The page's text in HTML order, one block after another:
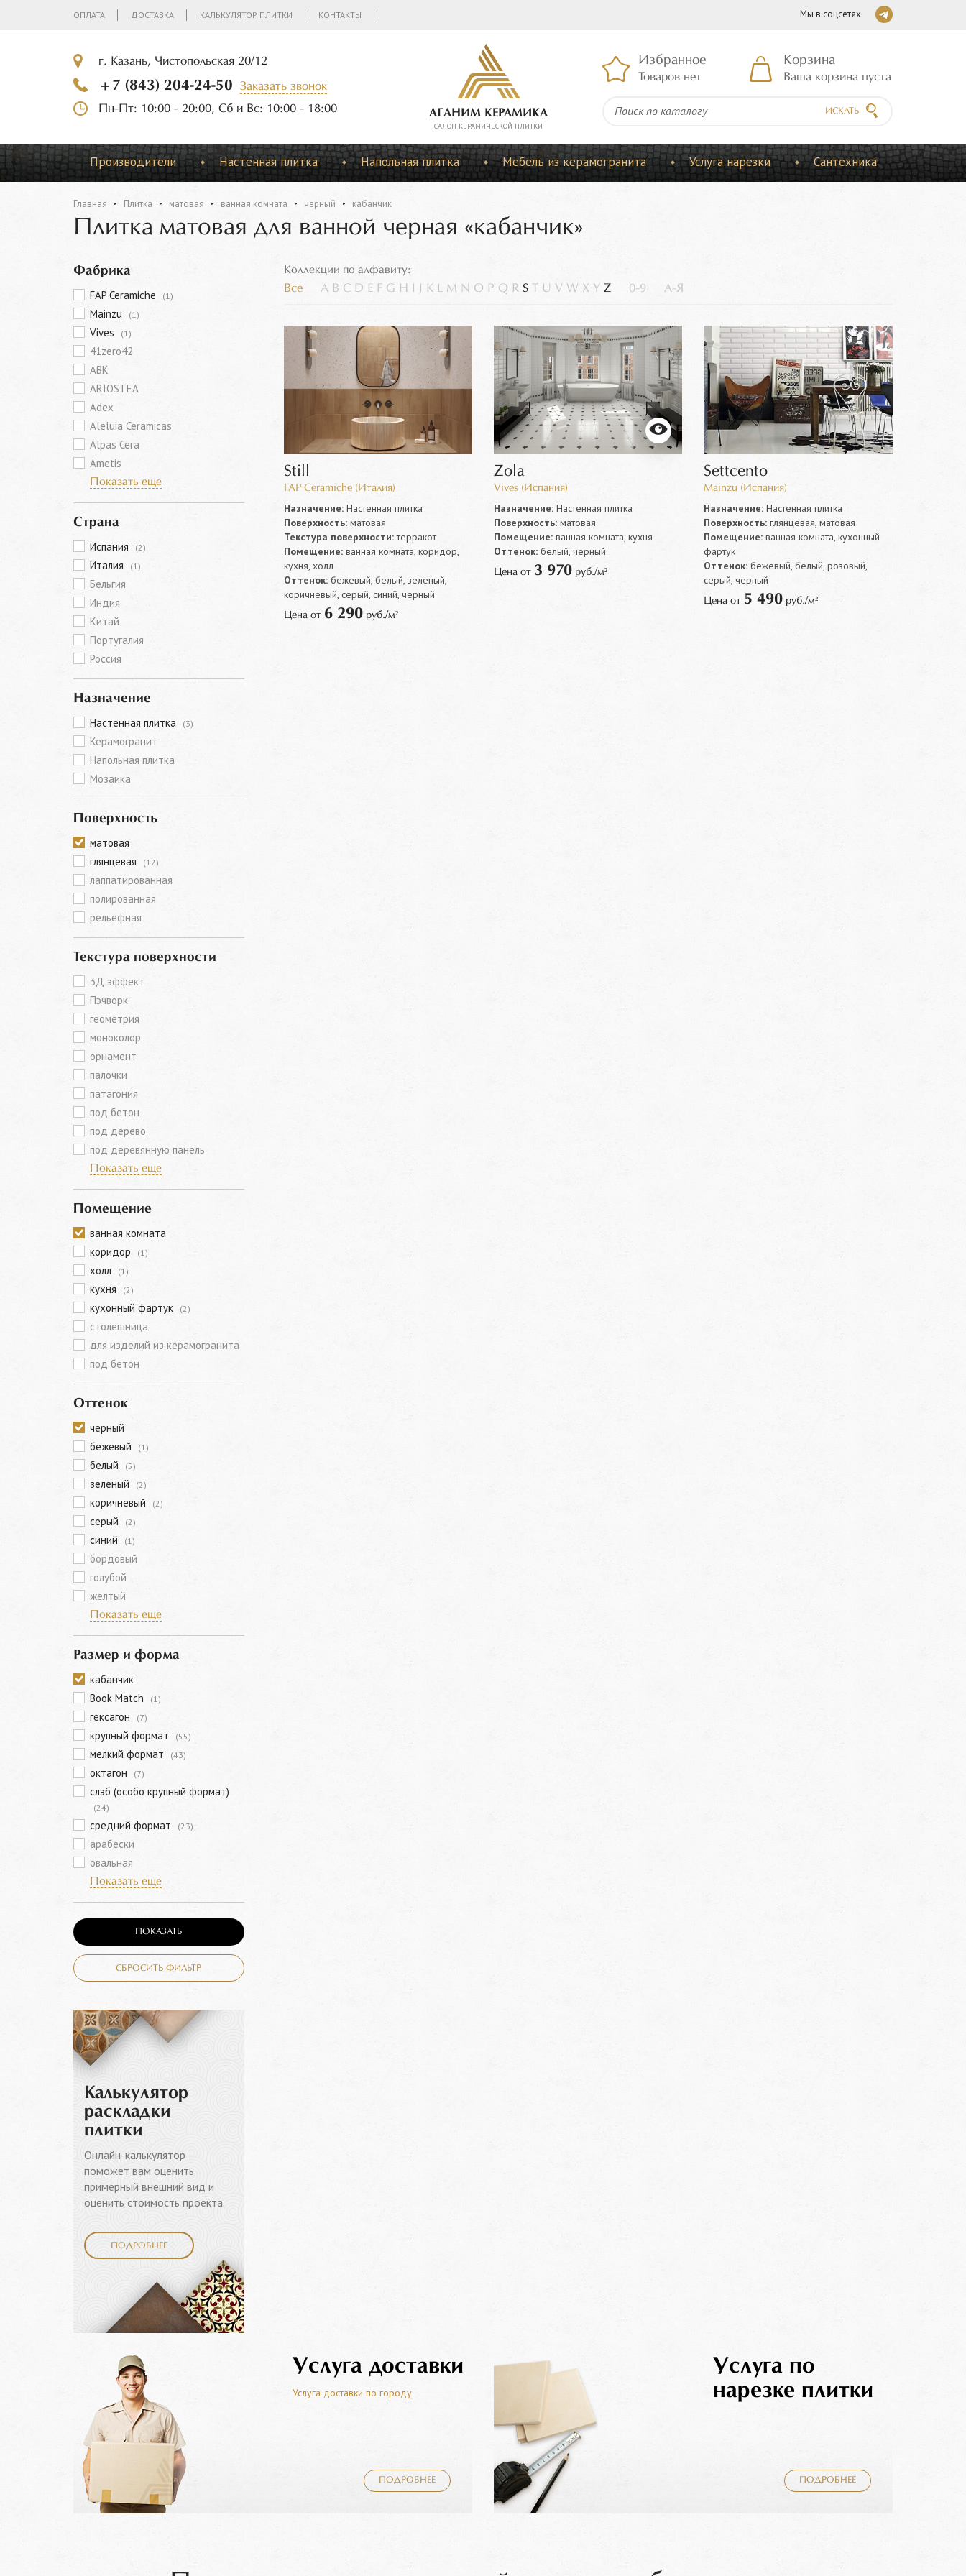
ОПЛАТА ДОСТАВКА КАЛЬКУЛЯТОР ПЛИТКИ КОНТАКТЫ Мы в соцсетях:
г. Казань, Чистопольская 20/12
+7 (843) 204-24-50
Заказать звонок
Пн-Пт: 10:00 - 20:00, Сб и Вс: 10:00 - 18:00
АГАНИМ КЕРАМИКА
CАЛОН КЕРАМИЧЕСКОЙ ПЛИТКИ
Избранное
Товаров нет
Корзина
Ваша корзина пуста
ИСКАТЬ
Производители Настенная плитка Напольная плитка Мебель из керамогранита Услуга нарезки Сантехника
Главная Плитка матовая ванная комната черный кабанчик
Плитка матовая для ванной черная «кабанчик»
Фабрика
FAP Ceramiche (1)
Mainzu (1)
Vives (1)
41zero42
ABK
ARIOSTEA
Adex
Aleluia Ceramicas
Alpas Cera
Ametis
Показать еще
Страна
Испания (2)
Италия (1)
Бельгия
Индия
Китай
Португалия
Россия
Назначение
Настенная плитка (3)
Керамогранит
Напольная плитка
Мозаика
Поверхность
матовая
глянцевая
(12)
лаппатированная
полированная
рельефная
Текстура поверхности
3Д эффект
Пэчворк
геометрия
моноколор
орнамент
палочки
патагония
под бетон
под дерево
под деревянную панель
Показать еще
Помещение
ванная комната
коридор
(1)
холл (1)
кухня (2)
кухонный фартук (2)
столешница
для изделий из керамогранита
под бетон
Оттенок
черный
бежевый
(1)
белый (5)
зеленый (2)
коричневый (2)
серый (2)
синий (1)
бордовый
голубой
желтый
Показать еще
Размер и форма
кабанчик
Book Match
(1)
гексагон (7)
крупный формат (55)
мелкий формат (43)
октагон (7)
слэб (особо крупный формат)
(24)
средний формат (23)
арабески
овальная
Показать еще
ПОКАЗАТЬ
СБРОСИТЬ ФИЛЬТР
Калькулятор
раскладки
плитки
Онлайн-калькулятор
поможет вам оценить
примерный внешний вид и
оценить стоимость проекта.
ПОДРОБНЕЕ
Коллекции по алфавиту:
Все A B C D E F G H K L M N O P Q R S U V W X Y Z 0-9 А-Я
Still
FAP Ceramiche (Италия)
Назначение:Настенная плитка
Поверхность:матовая
Текстура поверхности:терракот
Помещение:ванная комната, коридор,
кухня, холл
Оттенок:бежевый, белый, зеленый,
коричневый, серый, синий, черный
Цена от 6 290руб./м²
Zola
Vives (Испания)
Назначение:Настенная плитка
Поверхность:матовая
Помещение:ванная комната, кухня
Оттенок:белый, черный
Цена от 3 970руб./м²
Settcento
Mainzu (Испания)
Назначение: Настенная плитка
Поверхность: глянцевая, матовая
Помещение: ванная комната, кухонный
фартук
Оттенок: бежевый, белый, розовый,
серый, черный
Цена от 5 490 руб./м²
Услуга доставки
Услуга доставки по городу
ПОДРОБНЕЕ
Услуга по
нарезке плитки
ПОДРОБНЕЕ